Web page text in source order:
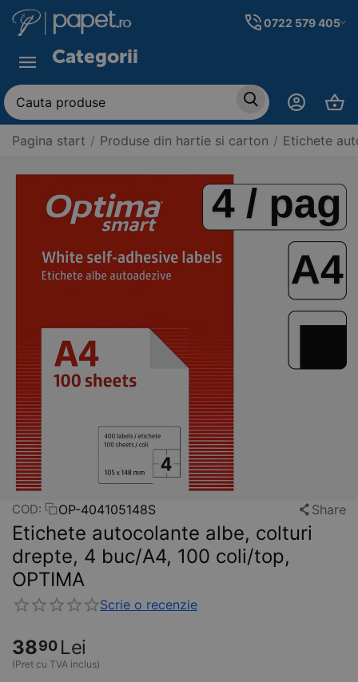
0722 579 405
Categorii
Pagina start / Produse din hartie si carton / Etichete
COD: OP-404105148S Share
Etichete autocolante albe, colturi
drepte, 4 buc/A4, 100 coli/top,
OPTIMA
Scrie o recenzie
3890 Lei
(Pret cu TVA inclus)